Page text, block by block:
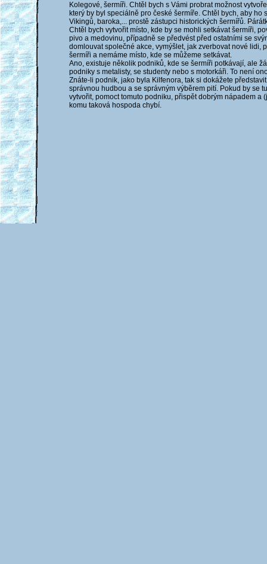
Kolegové, šermíři. Chtěl bych s Vámi probrat možnost
který by byl speciálně pro české šermíře. Chtěl bych, aby
Vikingů, baroka,... prostě zástupci historických šermířů.
Chtěl bych vytvořit místo, kde by se mohli setkávat šermíři,
pivo a medovinu, případně se předvést před ostatními se
domlouvat společné akce, vymýšlet, jak zverbovat nové lidi,
šermíři a nemáme místo, kde se můžeme setkávat.
Ano, existuje několik podniků, kde se šermíři potkávají, ale
podniky s metalisty, se studenty nebo s motorkáři. To není
Znáte-li podnik, jako byla Kilfenora, tak si dokážete
správnou hudbou a se správným výběrem pití. Pokud by se
vytvořit, pomoct tomuto podniku, přispět dobrým nápadem
komu taková hospoda chybí.